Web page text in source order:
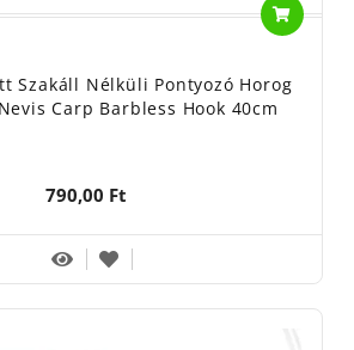
Szakáll Nélküli Pontyozó Horog
Carp Barbless Hook 40cm
790,00 Ft